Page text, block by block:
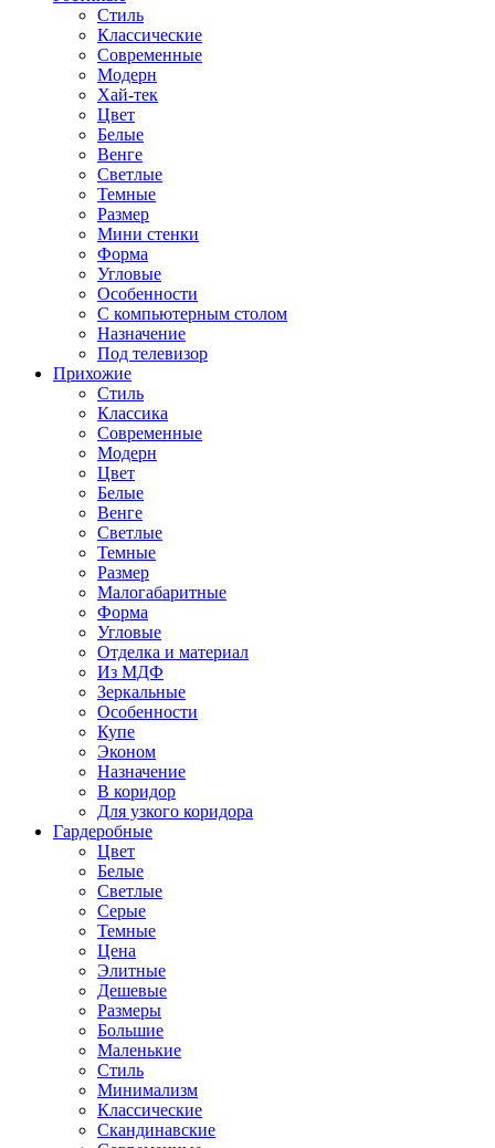
Стиль
Классические
Современные
Модерн
Хай-тек
Цвет
Белые
Венге
Светлые
Темные
Размер
Мини стенки
Форма
Угловые
Особенности
С компьютерным столом
Назначение
Под телевизор
Прихожие
Стиль
Классика
Современные
Модерн
Цвет
Белые
Венге
Светлые
Темные
Размер
Малогабаритные
Форма
Угловые
Отделка и материал
Из МДФ
Зеркальные
Особенности
Купе
Эконом
Назначение
В коридор
Для узкого коридора
Гардеробные
Цвет
Белые
Светлые
Серые
Темные
Цена
Элитные
Дешевые
Размеры
Большие
Маленькие
Стиль
Минимализм
Классические
Скандинавские